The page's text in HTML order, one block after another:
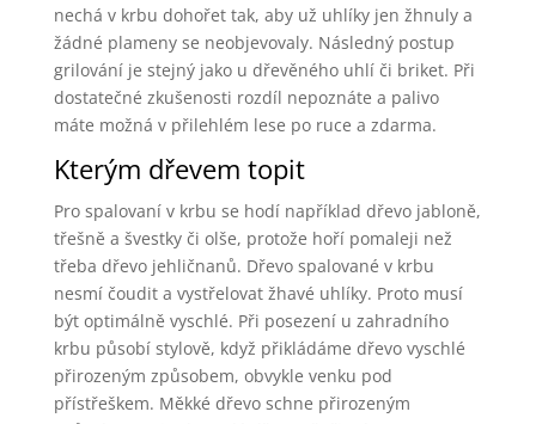
nechá v krbu dohořet tak, aby už uhlíky jen žhnuly a
žádné plameny se neobjevovaly. Následný postup
grilování je stejný jako u dřevěného uhlí či briket. Při
dostatečné zkušenosti rozdíl nepoznáte a palivo
máte možná v přilehlém lese po ruce a zdarma.
Kterým dřevem topit
Pro spalovaní v krbu se hodí například dřevo jabloně,
třešně a švestky či olše, protože hoří pomaleji než
třeba dřevo jehličnanů. Dřevo spalované v krbu
nesmí čoudit a vystřelovat žhavé uhlíky. Proto musí
být optimálně vyschlé. Při posezení u zahradního
krbu působí stylově, když přikládáme dřevo vyschlé
přirozeným způsobem, obvykle venku pod
přístřeškem. Měkké dřevo schne přirozeným